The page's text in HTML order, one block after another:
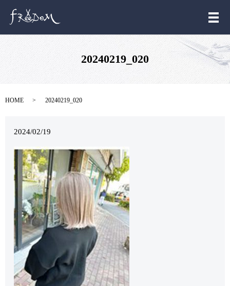
メ
20240219_020
HOME 20240219_020
2024/02/19